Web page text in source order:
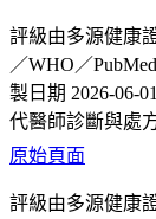
評級由多源健康
／WHO／
製日期 2026-06-
代醫師診斷與處
原始頁面
評級由多源健康